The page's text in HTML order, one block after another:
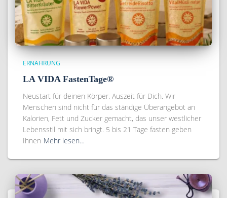
ERNÄHRUNG
LA VIDA FastenTage®
Neustart für deinen Körper. Auszeit für Dich. Wir
Menschen sind nicht für das ständige Überangebot an
Kalorien, Fett und Zucker gemacht, das unser westlicher
Lebensstil mit sich bringt. 5 bis 21 Tage fasten geben
Ihnen Mehr lesen…